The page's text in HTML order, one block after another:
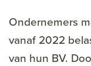
Ondernemers
vanaf 2022
van hun BV.